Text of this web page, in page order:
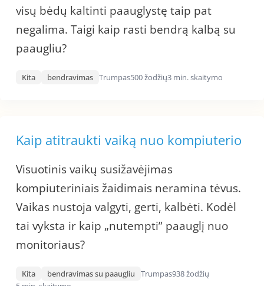
visų bėdų kaltinti paauglystę taip pat
negalima. Taigi kaip rasti bendrą kalbą su
paaugliu?
Kita bendravimas Trumpas500 žodžių3 min. skaitymo
Kaip atitraukti vaiką nuo kompiuterio
Visuotinis vaikų susižavėjimas
kompiuteriniais žaidimais neramina tėvus.
Vaikas nustoja valgyti, gerti, kalbėti. Kodėl
tai vyksta ir kaip „nutempti” paauglį nuo
monitoriaus?
Kita bendravimas su paaugliu Trumpas938 žodžių